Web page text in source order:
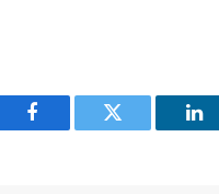
Facebook Twitter